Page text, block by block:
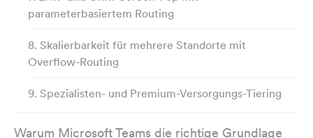
parameterbasiertem Routing
8. Skalierbarkeit für mehrere Standorte mit
Overflow-Routing
9. Spezialisten- und Premium-Versorgungs-Tiering
Warum Microsoft Teams die richtige Grundlage